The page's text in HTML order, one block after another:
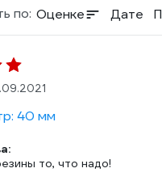
по: Оценке Дате
40 мм
то, что надо!